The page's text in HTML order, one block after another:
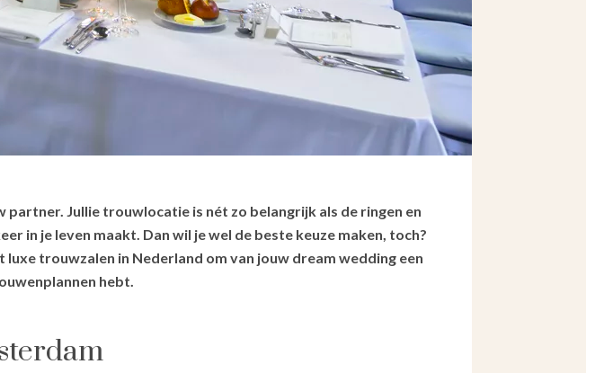
Jullie trouwlocatie is nét zo belangrijk als de ringen en
in je leven maakt. Dan wil je wel de beste keuze maken, toch?
trouwzalen in Nederland om van jouw dream wedding een
hebt.